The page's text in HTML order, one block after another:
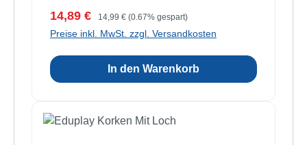
Verkaufspreis:
14,89 € Regulärer Preis:
14,99 € (0.67% gespart)
Preise inkl. MwSt. zzgl. Versandkosten
In den Warenkorb